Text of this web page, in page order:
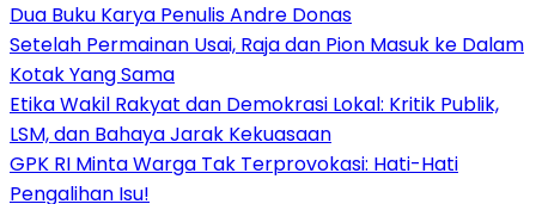
Dua Buku Karya Penulis Andre Donas
Setelah Permainan Usai, Raja dan Pion Masuk ke Dalam
Kotak Yang Sama
Etika Wakil Rakyat dan Demokrasi Lokal: Kritik Publik,
LSM, dan Bahaya Jarak Kekuasaan
GPK RI Minta Warga Tak Terprovokasi: Hati-Hati
Pengalihan Isu!